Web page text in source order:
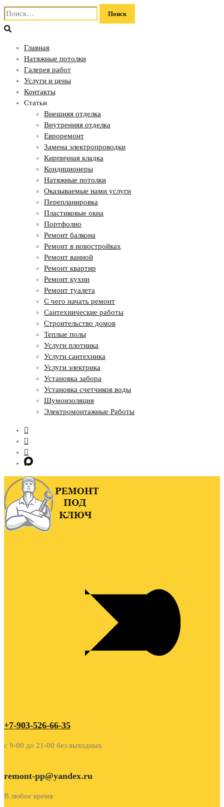
Найти:
Главная
Натяжные потолки
Галерея работ
Услуги и цены
Контакты
Статьи
Внешняя отделка
Внутренняя отделка
Евроремонт
Замена электропроводки
Кирпичная кладка
Кондиционеры
Натяжные потолки
Оказываемые нами услуги
Перепланировка
Пластиковые окна
Портфолио
Ремонт балкона
Ремонт в новостройках
Ремонт ванной
Ремонт квартир
Ремонт кухни
Ремонт туалета
С чего начать ремонт
Сантехнические работы
Строительство домов
Теплые полы
Услуги плотника
Услуги сантехника
Услуги электрика
Установка забора
Установка счетчиков воды
Шумоизоляция
Электромонтажные Работы
+7-903-526-66-35
c 9-00 до 21-00 без выходных
remont-pp@yandex.ru
В любое время